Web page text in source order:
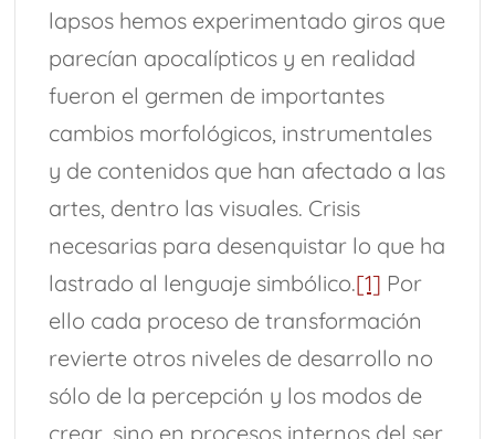
lapsos hemos experimentado giros que
parecían apocalípticos y en realidad
fueron el germen de importantes
cambios morfológicos, instrumentales
y de contenidos que han afectado a las
artes, dentro las visuales. Crisis
necesarias para desenquistar lo que ha
lastrado al lenguaje simbólico.[1] Por
ello cada proceso de transformación
revierte otros niveles de desarrollo no
sólo de la percepción y los modos de
crear, sino en procesos internos del ser